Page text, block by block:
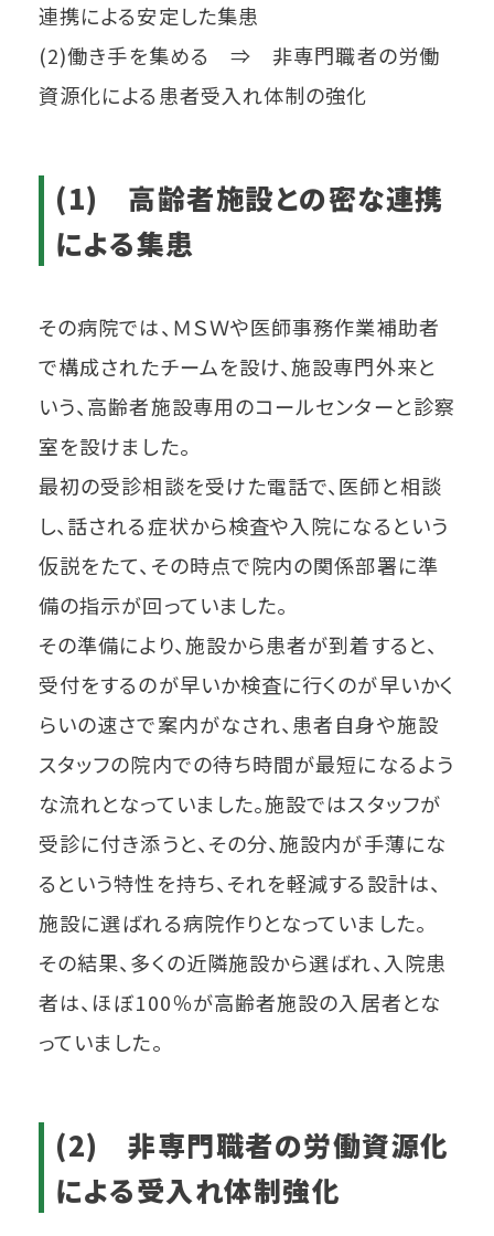
連携による安定した集患
(2)働き手を集める ⇒ 非専門職者の労働
資源化による患者受入れ体制の強化
(1) 高齢者施設との密な連携
による集患
その病院では、ＭＳＷや医師事務作業補助者
で構成されたチームを設け、施設専門外来と
いう、高齢者施設専用のコールセンターと診察
室を設けました。
最初の受診相談を受けた電話で、医師と相談
し、話される症状から検査や入院になるという
仮説をたて、その時点で院内の関係部署に準
備の指示が回っていました。
その準備により、施設から患者が到着すると、
受付をするのが早いか検査に行くのが早いかく
らいの速さで案内がなされ、患者自身や施設
スタッフの院内での待ち時間が最短になるよう
な流れとなっていました。施設ではスタッフが
受診に付き添うと、その分、施設内が手薄にな
るという特性を持ち、それを軽減する設計は、
施設に選ばれる病院作りとなっていました。
その結果、多くの近隣施設から選ばれ、入院患
者は、ほぼ100％が高齢者施設の入居者とな
っていました。
(2) 非専門職者の労働資源化
による受入れ体制強化